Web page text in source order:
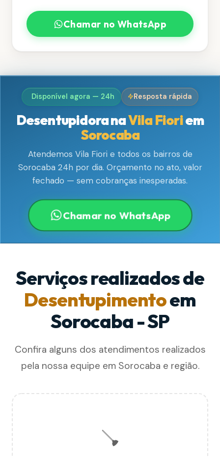
Chamar no WhatsApp
Disponível agora — 24h Resposta rápida
Desentupidora naVila Fioriem
Sorocaba
Atendemos Vila Fiori e todos os bairros de
Sorocaba 24h por dia. Orçamento no ato, valor
fechado — sem cobranças inesperadas.
Chamar no WhatsApp
Serviços realizados de
Desentupimentoem
Sorocaba - SP
Confira alguns dos atendimentos realizados
pela nossa equipe em Sorocaba e região.
🪠